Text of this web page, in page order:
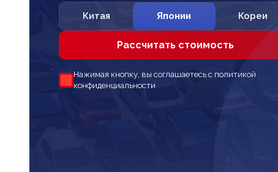
Китая Японии Кореи
Рассчитать стоимость
Нажимая кнопку, вы соглашаетесь с политикой
конфиденциальности